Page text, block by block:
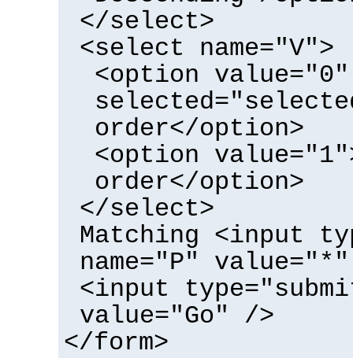
</select>
<select name="V">
<option value="0"
order</option>
<option
order</option>
</select>
Matching <input
name="P"
<input
value="Go" />
</form>